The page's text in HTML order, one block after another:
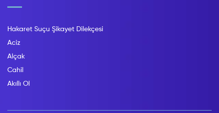
Hakaret Suçu Şikayet Dilekçesi
Aciz
Alçak
Cahil
Akıllı Ol